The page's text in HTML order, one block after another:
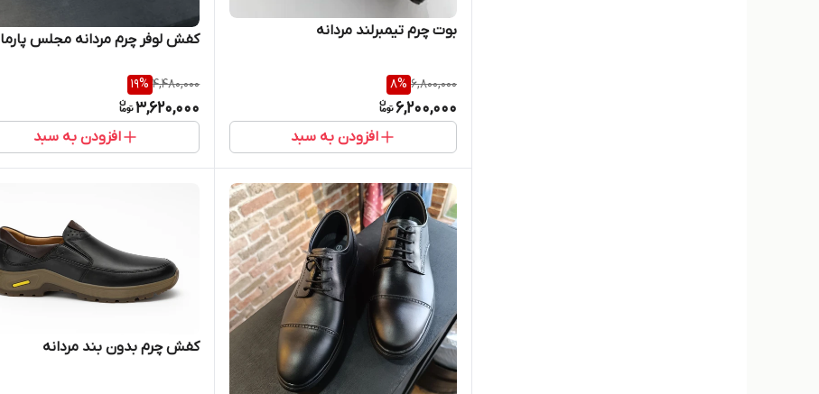
بوت چرم تیمبرلند مردانه
6,800,000
8%
6,200,000
افزودن به سبد
کفش لوفر چرم مردانه مجلس پارما
4,480,000
19%
3,620,000
افزودن به سبد
کفش چرم بدون بند مردانه